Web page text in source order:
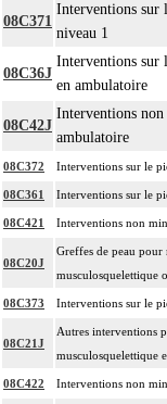
08C371
Interventions sur
niveau 1
08C36J
Interventions sur
en ambulatoire
08C42J
Interventions non
ambulatoire
08C372 Interventions sur le
08C361 Interventions sur le
08C421 Interventions non
08C20J
Greffes de peau pour
musculosquelettique
08C373 Interventions sur le
08C21J
Autres interventions
musculosquelettique
08C422 Interventions non